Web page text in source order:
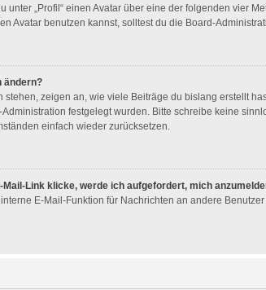
unter „Profil“ einen Avatar über eine der folgenden vier
Avatar benutzen kannst, solltest du die Board-
ändern?
zeigen an, wie viele Beiträge du bislang erstellt
festgelegt wurden. Bitte schreibe keine
einfach wieder zurücksetzen.
Link klicke, werde ich aufgefordert, mich
E-Mail-Funktion für Nachrichten an andere